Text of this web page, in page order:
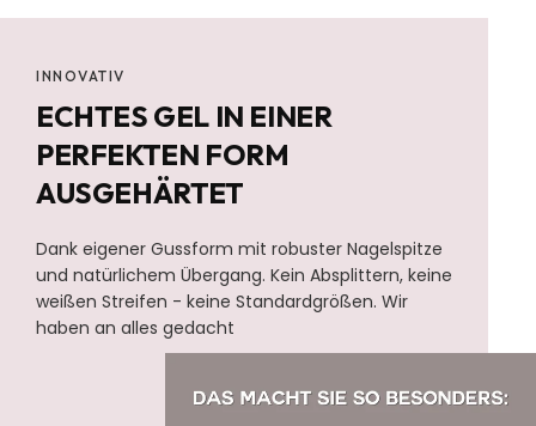
INNOVATIV
ECHTES GEL IN EINER
PERFEKTEN FORM
AUSGEHÄRTET
Dank eigener Gussform mit robuster Nagelspitze
und natürlichem Übergang. Kein Absplittern, keine
weißen Streifen - keine Standardgrößen. Wir
haben an alles gedacht